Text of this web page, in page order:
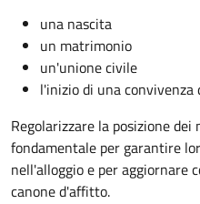
una nascita
un matrimonio
un'unione civile
l'inizio di una convivenza
Regolarizzare la posizione
fondamentale per garantire
nell'alloggio e per aggiornare
canone d'affitto.